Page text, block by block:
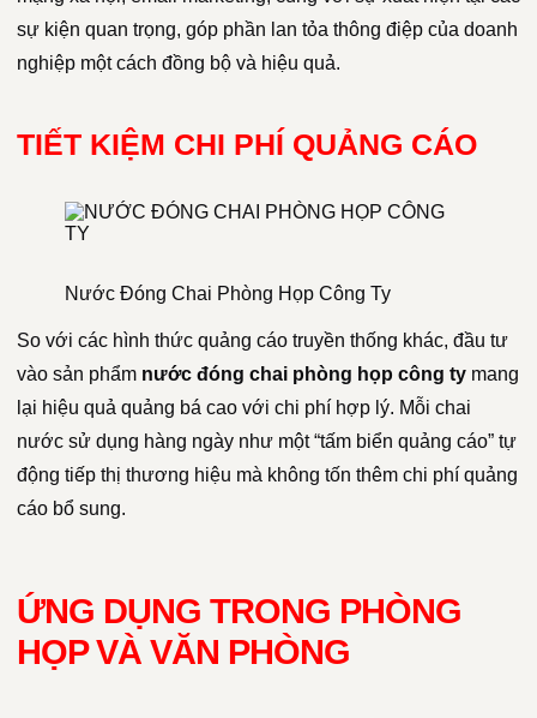
sự kiện quan trọng, góp phần lan tỏa thông điệp của doanh
nghiệp một cách đồng bộ và hiệu quả.
TIẾT KIỆM CHI PHÍ QUẢNG CÁO
Nước Đóng Chai Phòng Họp Công Ty
So với các hình thức quảng cáo truyền thống khác, đầu tư
vào sản phẩm nước đóng chai phòng họp công ty mang
lại hiệu quả quảng bá cao với chi phí hợp lý. Mỗi chai
nước sử dụng hàng ngày như một “tấm biển quảng cáo” tự
động tiếp thị thương hiệu mà không tốn thêm chi phí quảng
cáo bổ sung.
ỨNG DỤNG TRONG PHÒNG
HỌP VÀ VĂN PHÒNG